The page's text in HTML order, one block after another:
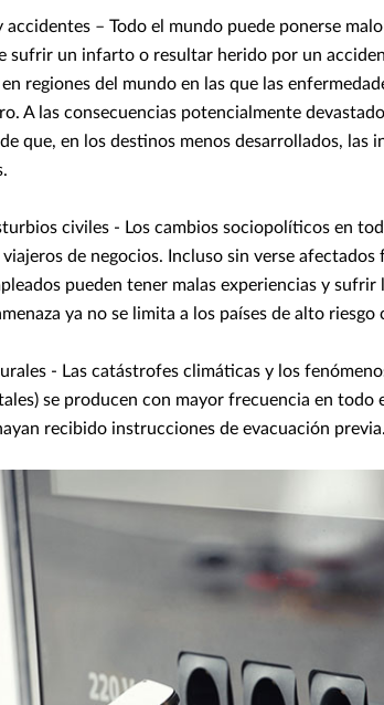
accidentes – Todo el mundo puede ponerse
sufrir un infarto o resultar herido por un
regiones del mundo en las que las
A las consecuencias potencialmente
que, en los destinos menos desarrollados, las
civiles - Los cambios sociopolíticos en
viajeros de negocios. Incluso sin verse
pueden tener malas experiencias y sufrir
ya no se limita a los países de alto riesgo
- Las catástrofes climáticas y los
se producen con mayor frecuencia en todo
recibido instrucciones de evacuación previa.